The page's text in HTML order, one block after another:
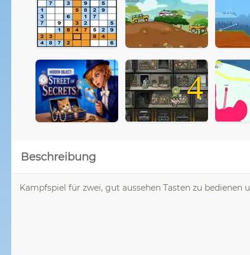
4
Beschreibung
Kampfspiel für zwei, gut aussehen Tasten zu